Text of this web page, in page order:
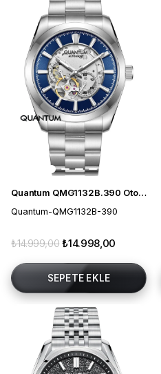
Quantum QMG1132B.390 Otomatik Erkek Kol Saati
Quantum-QMG1132B-390
₺14.998,00
₺14.999,00
SEPETE EKLE